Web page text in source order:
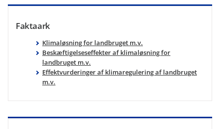
Faktaark
Klimaløsning for landbruget m.v.
Beskæftigelseseffekter af klimaløsning for
landbruget m.v.
Effektvurderinger af klimaregulering af landbruget
m.v.